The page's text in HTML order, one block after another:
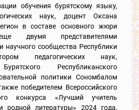
обучения бурятскому языку,
наук, доцент Оксана
в составе основного жюри
двумя представителями
научного сообщества Республики
педагогических наук,
Республиканского
политики Сономбалом
победителем Всероссийского
конкурса «Лучший учитель
родной литературы» 2024 года,